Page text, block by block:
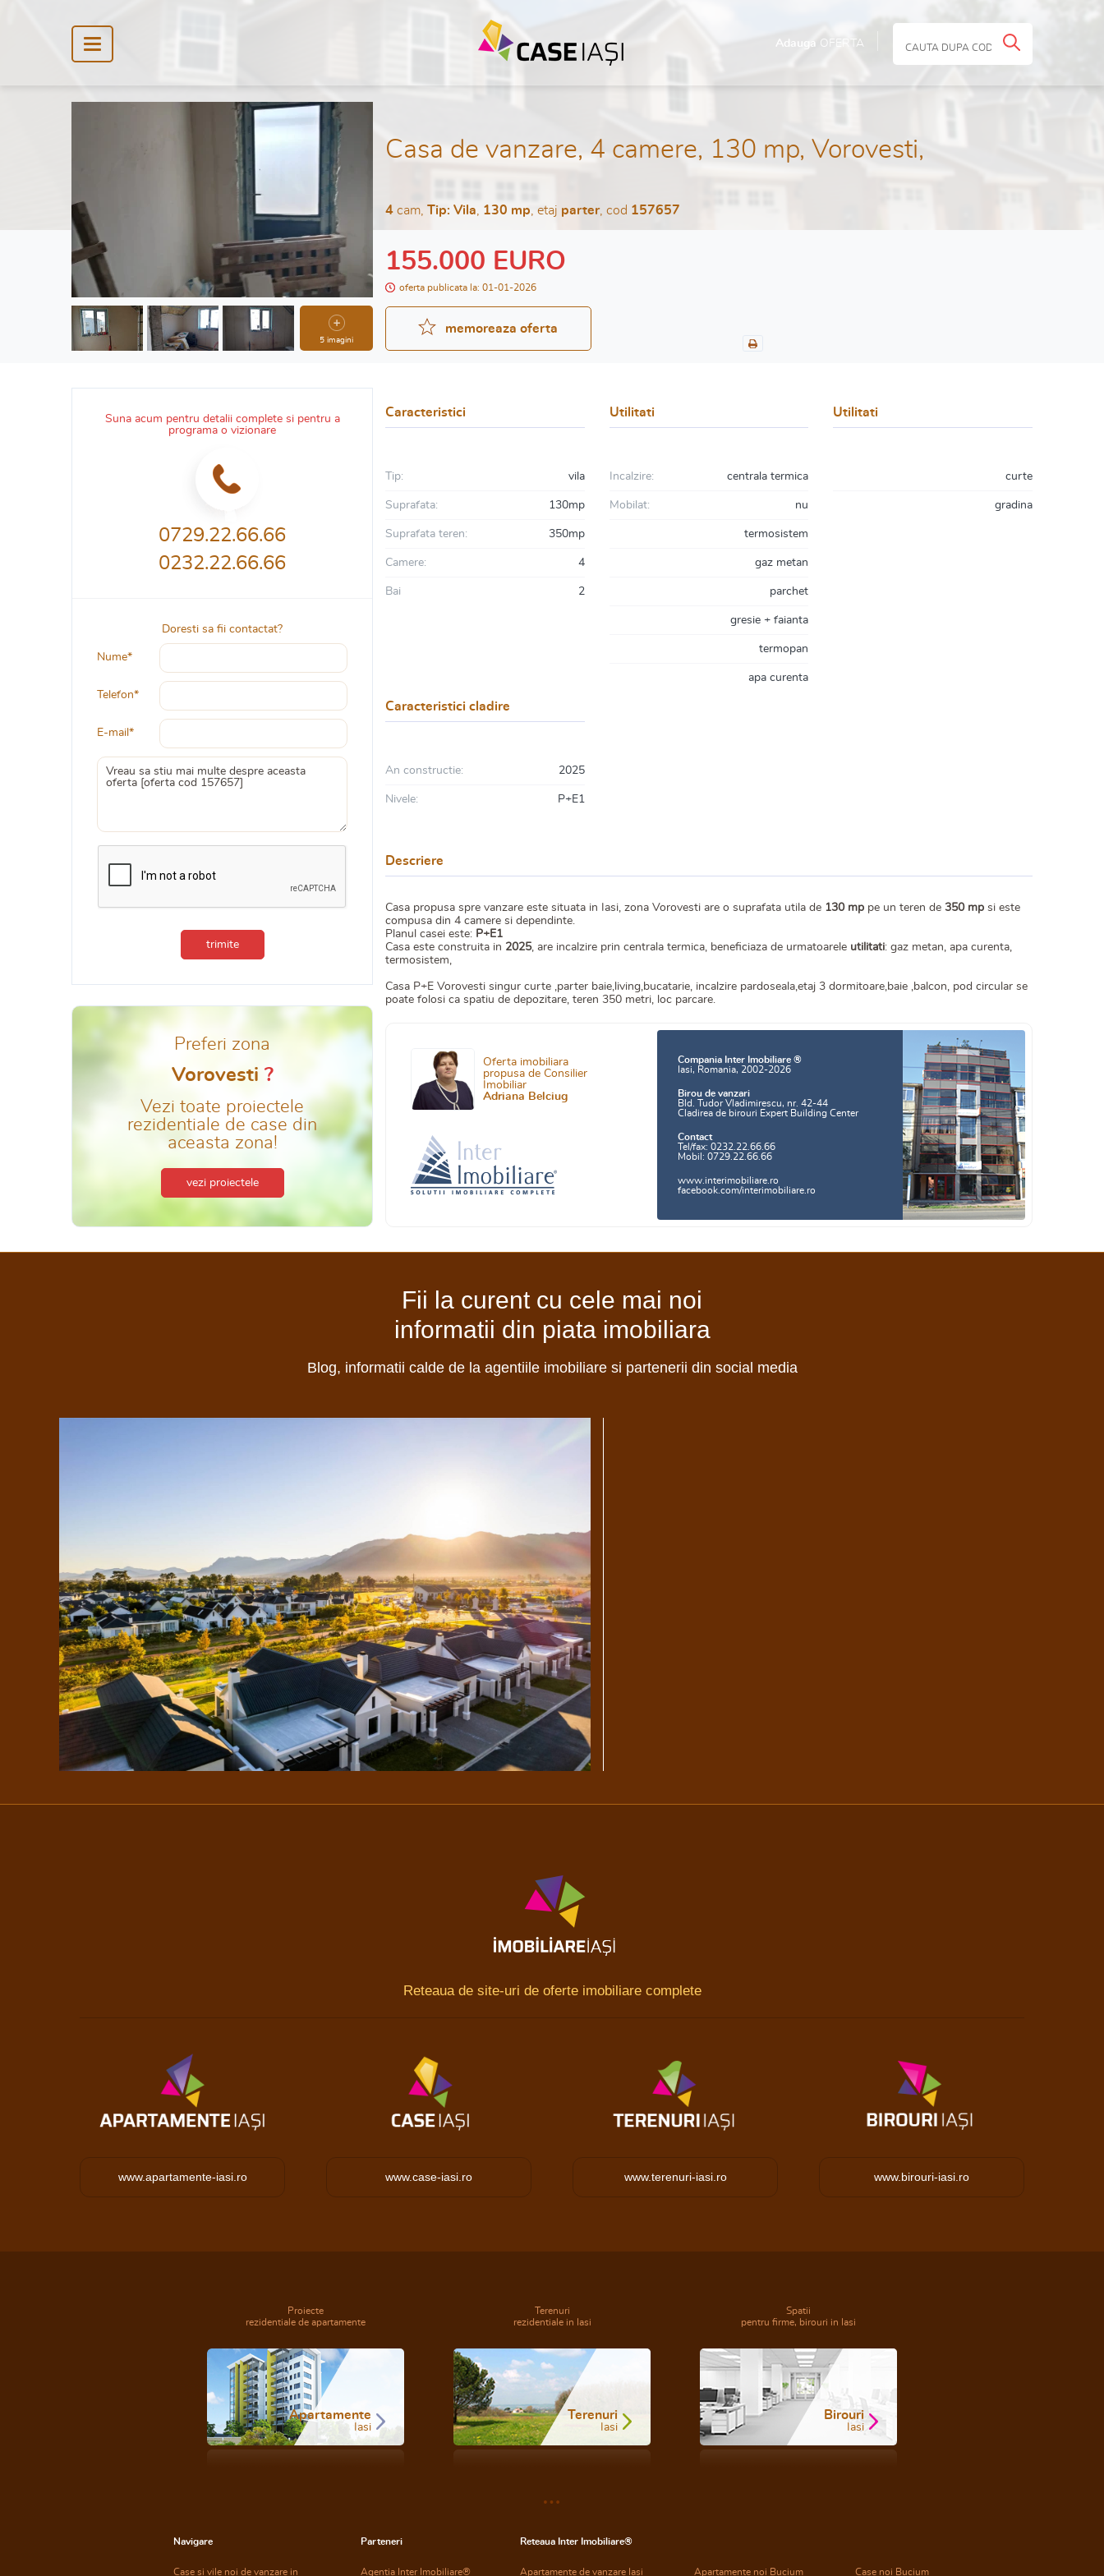
Adauga OFERTA
5 imagini
Casa de vanzare, 4 camere, 130 mp, Vorovesti,
4 cam, Tip: Vila 130 mp , etaj parter, cod 157657
155.000 EURO
oferta publicata la: 01-01-2026
memoreaza oferta
Suna acum pentru detalii complete si pentru a
programa o vizionare
0729.22.66.66
0232.22.66.66
Doresti sa fii contactat?
Nume*
Telefon*
E-mail*
trimite
Preferi zona
Vorovesti ?
Vezi toate proiectele
rezidentiale de case din
aceasta zona!
vezi proiectele
Caracteristici
Tip: vila
Suprafata: 130mp
Suprafata teren: 350mp
Camere: 4
Bai 2
Utilitati
Incalzire: centrala termica
Mobilat: nu
termosistem
gaz metan
parchet
gresie + faianta
termopan
apa curenta
Utilitati
curte
gradina
Caracteristici cladire
An constructie: 2025
Nivele: P+E1
Descriere
Casa propusa spre vanzare este situata in Iasi, zona Vorovesti are o suprafata utila de 130 mp pe un teren de 350 mp si este
compusa din 4 camere si dependinte.
Planul casei este: P+E1
Casa este construita in 2025, are incalzire prin centrala termica, beneficiaza de urmatoarele utilitati: gaz metan, apa curenta,
termosistem,
Casa P+E Vorovesti singur curte ,parter baie,living,bucatarie, incalzire pardoseala,etaj 3 dormitoare,baie ,balcon, pod circular se
poate folosi ca spatiu de depozitare, teren 350 metri, loc parcare.
Oferta imobiliara
propusa de Consilier
Imobiliar
Adriana Belciug
Compania Inter Imobiliare ®
Iasi, Romania, 2002-2026
Birou de vanzari
Bld. Tudor Vladimirescu, nr. 42-44
Cladirea de birouri Expert Building Center
Contact
Tel/fax: 0232.22.66.66
Mobil: 0729.22.66.66
www.interimobiliare.ro
facebook.com/interimobiliare.ro
Fii la curent cu cele mai noi
informatii din piata imobiliara
Blog, informatii calde de la agentiile imobiliare si partenerii din social media
Reteaua de site-uri de oferte imobiliare complete
www.apartamente-iasi.ro www.case-iasi.ro www.terenuri-iasi.ro www.birouri-iasi.ro
Proiecte
rezidentiale de apartamente
Apartamente
Iasi
Terenuri
rezidentiale in Iasi
Terenuri
Iasi
Spatii
pentru firme, birouri in Iasi
Birouri
Iasi
Navigare
Case si vile noi de vanzare in
Parteneri
Agentia Inter Imobiliare®
Reteaua Inter Imobiliare®
Apartamente de vanzare Iasi Apartamente noi Bucium Case noi Bucium